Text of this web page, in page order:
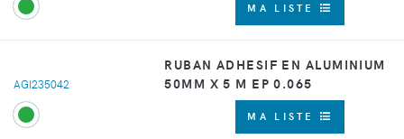
MA LISTE
AGI235042
RUBAN ADHESIF EN ALUMINIUM
50MM X 5 M EP 0.065
MA LISTE